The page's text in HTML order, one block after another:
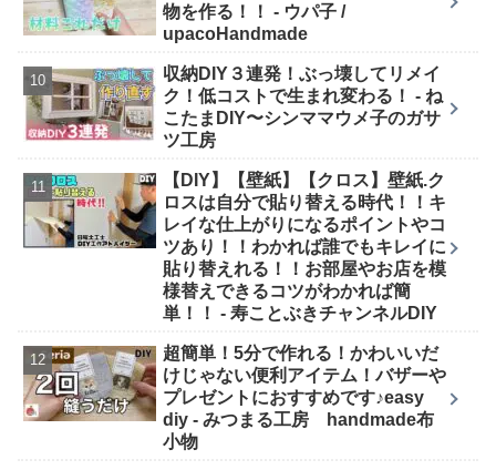
物を作る！！ - ウパ子 /
upacoHandmade
収納DIY３連発！ぶっ壊してリメイ
ク！低コストで生まれ変わる！ - ね
こたまDIY〜シンママウメ子のガサ
ツ工房
【DIY】【壁紙】【クロス】壁紙.ク
ロスは自分で貼り替える時代！！キ
レイな仕上がりになるポイントやコ
ツあり！！わかれば誰でもキレイに
貼り替えれる！！お部屋やお店を模
様替えできるコツがわかれば簡
単！！ - 寿ことぶきチャンネルDIY
超簡単！5分で作れる！かわいいだ
けじゃない便利アイテム！バザーや
プレゼントにおすすめです♪easy
diy - みつまる工房 handmade布
小物